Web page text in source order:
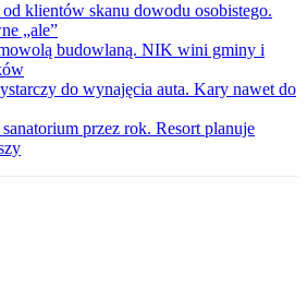
klientów skanu dowodu osobistego.
„ale”
budowlaną. NIK wini gminy i
do wynajęcia auta. Kary nawet do
przez rok. Resort planuje